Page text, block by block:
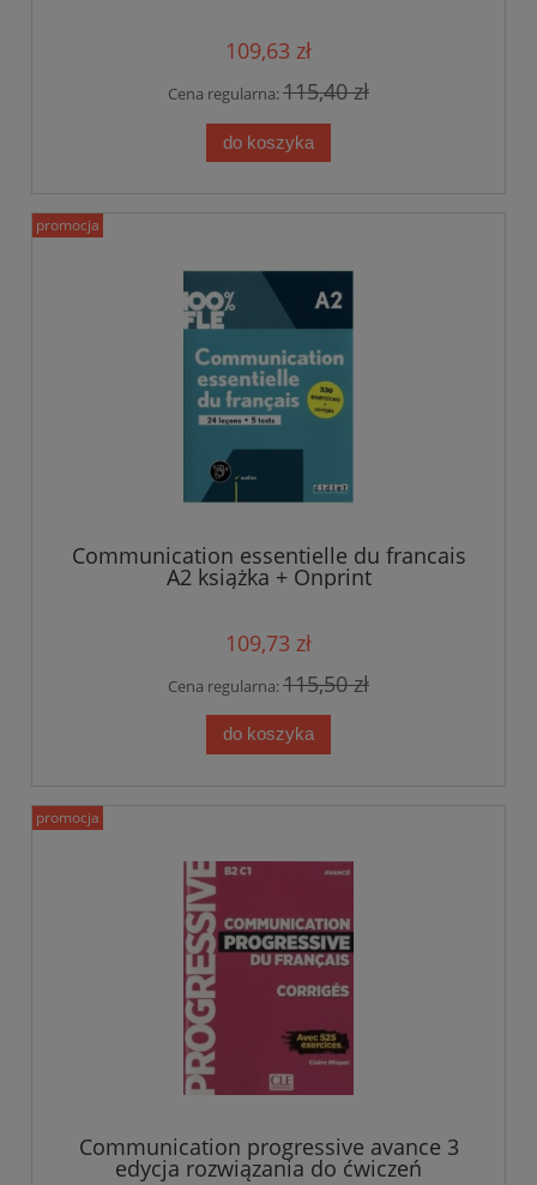
109,63 zł
Cena regularna:115,40 zł
do koszyka
Communication essentielle du francais
A2 książka + Onprint
109,73 zł
Cena regularna:115,50 zł
do koszyka
promocja
Communication progressive avance 3
edycja rozwiązania do ćwiczeń
promocja